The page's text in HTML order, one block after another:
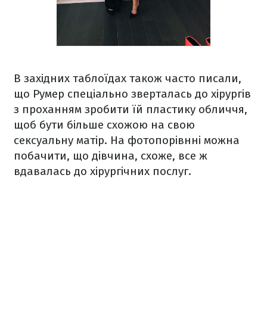
В західних таблоїдах також часто писали,
що Румер спеціально зверталась до хірургів
з проханням зробити їй пластику обличчя,
щоб бути більше схожою на свою
сексуальну матір. На фотопорівнні можна
побачити, що дівчина, схоже, все ж
вдавалась до хірургічних послуг.